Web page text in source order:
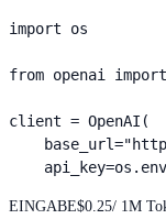
import os
from openai import
client = OpenAI(
EINGABE$0.25/ 1M